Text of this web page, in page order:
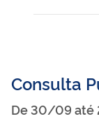
Consulta
De 30/09 até